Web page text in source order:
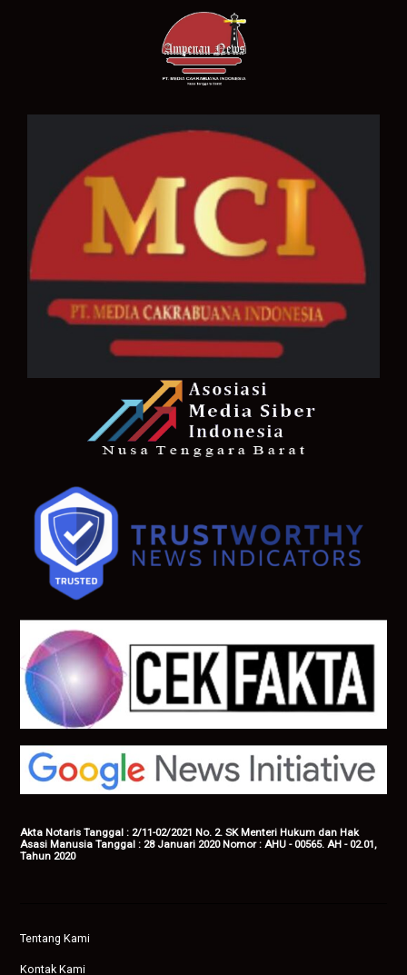
Akta Notaris Tanggal : 2/11-02/2021 No. 2. SK Menteri Hukum dan Hak
Asasi Manusia Tanggal : 28 Januari 2020 Nomor : AHU - 00565. AH - 02.01,
Tahun 2020
Tentang Kami
Kontak Kami